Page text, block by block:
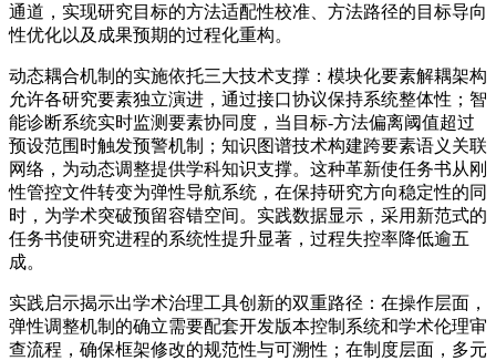
通道，实现研究目标的方法适配性校准、方法路径的目标导向
性优化以及成果预期的过程化重构。
动态耦合机制的实施依托三大技术支撑：模块化要素解耦架构
允许各研究要素独立演进，通过接口协议保持系统整体性；智
能诊断系统实时监测要素协同度，当目标-方法偏离阈值超过
预设范围时触发预警机制；知识图谱技术构建跨要素语义关联
网络，为动态调整提供学科知识支撑。这种革新使任务书从刚
性管控文件转变为弹性导航系统，在保持研究方向稳定性的同
时，为学术突破预留容错空间。实践数据显示，采用新范式的
任务书使研究进程的系统性提升显著，过程失控率降低逾五
成。
实践启示揭示出学术治理工具创新的双重路径：在操作层面，
弹性调整机制的确立需要配套开发版本控制系统和学术伦理审
查流程，确保框架修改的规范性与可溯性；在制度层面，多元